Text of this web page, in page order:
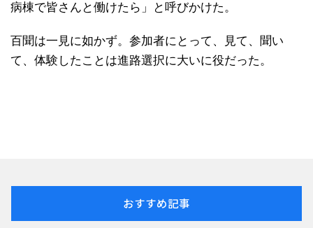
病棟で皆さんと働けたら」と呼びかけた。
百聞は一見に如かず。参加者にとって、見て、聞い
て、体験したことは進路選択に大いに役だった。
おすすめ記事